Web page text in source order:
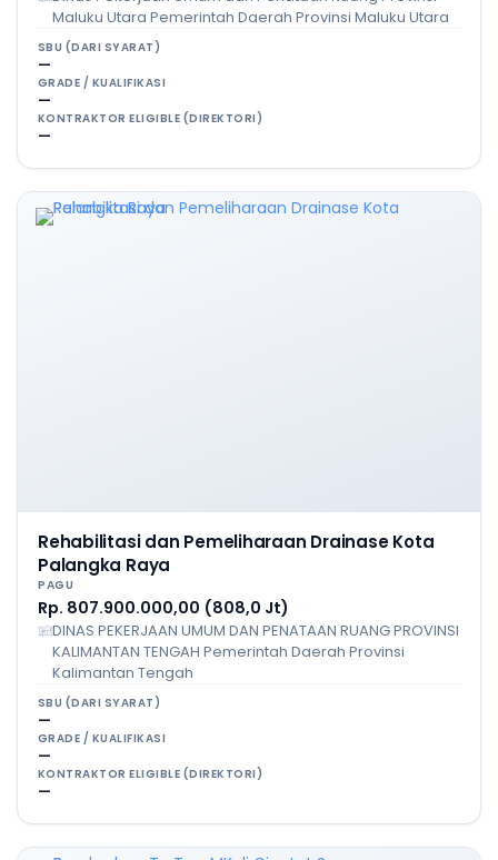
Maluku Utara Pemerintah Daerah Provinsi Maluku Utara
SBU (DARI SYARAT)
—
GRADE / KUALIFIKASI
—
KONTRAKTOR ELIGIBLE (DIREKTORI)
—
Rehabilitasi dan Pemeliharaan Drainase Kota
Palangka Raya
PAGU
Rp. 807.900.000,00 (808,0 Jt)
DINAS PEKERJAAN UMUM DAN PENATAAN RUANG PROVINSI
KALIMANTAN TENGAH Pemerintah Daerah Provinsi
Kalimantan Tengah
SBU (DARI SYARAT)
—
GRADE / KUALIFIKASI
—
KONTRAKTOR ELIGIBLE (DIREKTORI)
—